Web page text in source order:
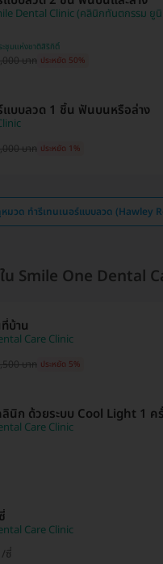
Dental Clinic (คลินิกทันตกรรม ยูนิ
ชุมแห่งชาติสิริกิติ์
บาท ประหยัด 50%
แบบลวด 1 ชิ้น ฟันบนหรือล่าง
บาท ประหยัด 1%
มวด ทำรีเทนเนอร์แบบลวด (Hawley
น Smile One Dental
บ้าน
Care Clinic
บาท ประหยัด 5%
นิก ด้วยระบบ Cool Light 1 ค
Care Clinic
Care Clinic
/ซี่